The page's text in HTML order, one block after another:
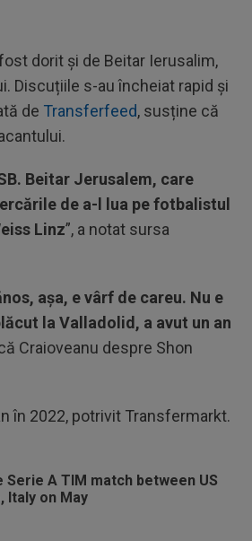
dorit și de Beitar Ierusalim,
Discuțiile s-au încheiat rapid și
de Transferfeed, susține că
Beitar Jerusalem, care
de a-l lua pe fotbalistul
Linz”, a notat sursa
așa, e vârf de careu. Nu e
la Valladolid, a avut un an
Craioveanu despre Shon
în 2022, potrivit Transfermarkt.